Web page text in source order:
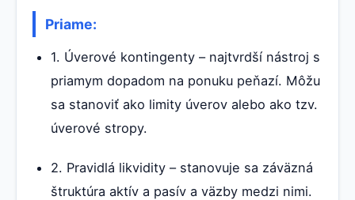
Priame:
1. Úverové kontingenty – najtvrdší nástroj s
priamym dopadom na ponuku peňazí. Môžu
sa stanoviť ako limity úverov alebo ako tzv.
úverové stropy.
2. Pravidlá likvidity – stanovuje sa záväzná
štruktúra aktív a pasív a väzby medzi nimi.